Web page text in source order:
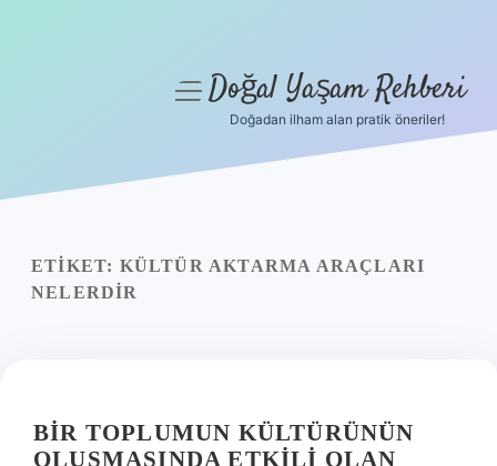
Yasal Uyarı
menüyüDoğal Yaşam Rehberi
Doğadan ilham alan pratik öneriler!
ETIKET: KÜLTÜR AKTARMA ARAÇLARI
NELERDIR
BIR TOPLUMUN KÜLTÜRÜNÜN
OLUŞMASINDA ETKILI OLAN